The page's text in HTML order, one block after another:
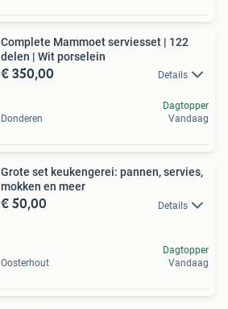
Complete Mammoet serviesset | 122
delen | Wit porselein
€ 350,00 Details
Donderen
Dagtopper
Vandaag
Grote set keukengerei: pannen, servies,
mokken en meer
€ 50,00 Details
Oosterhout
Dagtopper
Vandaag